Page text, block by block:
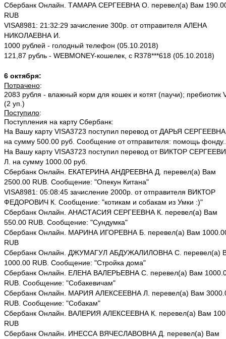
Сбербанк Онлайн. ТАМАРА СЕРГЕЕВНА О. перевел(а) Вам
RUB
VISA8981: 21:32:29 зачисление 300р. от отправителя АЛЕНА
НИКОЛАЕВНА И.
1000 рублей - голодный телефон (05.10.2018)
121,87 рубль - WEBMONEY-кошелек, c R378***618 (05.10.2018)
6 октября:
Потрачено:
2083 рубля - влажный корм для кошек и котят (паучи); пребиотик
(2 уп.)
Поступило:
Поступления на карту Сбербанк:
На Вашу карту VISA3723 поступил перевод от ДАРЬЯ
на сумму 500.00 руб. Сообщение от отправителя: помощь
На Вашу карту VISA3723 поступил перевод от ВИКТОР
Л. на сумму 1000.00 руб.
Сбербанк Онлайн. ЕКАТЕРИНА АНДРЕЕВНА Д. перевел(а) Вам
2500.00 RUB. Сообщение: "Опекун Китана"
VISA8981: 05:08:45 зачисление 2000р. от отправителя ВИКТОР
ФЕДОРОВИЧ К. Сообщение: "котикам и собакам из Умки :)"
Сбербанк Онлайн. АНАСТАСИЯ СЕРГЕЕВНА К. перевел(а) Вам
550.00 RUB. Сообщение: "Сундумка"
Сбербанк Онлайн. МАРИНА ИГОРЕВНА Б. перевел(а) Вам
RUB
Сбербанк Онлайн. ДЖУМАГУЛ АБДУЖАЛИЛОВНА С. перевел(а)
1000.00 RUB. Сообщение: "Стройка дома"
Сбербанк Онлайн. ЕЛЕНА ВАЛЕРЬЕВНА С. перевел(а) Вам
RUB. Сообщение: "Собакевичам"
Сбербанк Онлайн. МАРИЯ АЛЕКСЕЕВНА Л. перевел(а) Вам
RUB. Сообщение: "Собакам"
Сбербанк Онлайн. ВАЛЕРИЯ АЛЕКСЕЕВНА К. перевел(а) Вам
RUB
Сбербанк Онлайн. ИНЕССА ВЯЧЕСЛАВОВНА Д. перевел(а) Вам